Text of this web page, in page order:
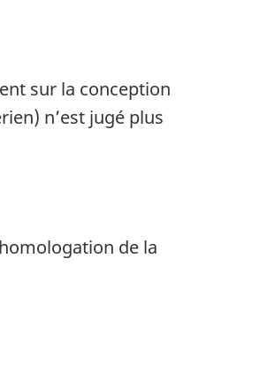
sur la conception
n’est jugé plus
de la